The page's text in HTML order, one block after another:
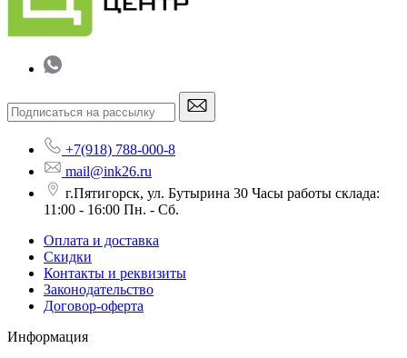
+7(918) 788-000-8
mail@ink26.ru
г.Пятигорск, ул. Бутырина 30 Часы работы склада:
11:00 - 16:00 Пн. - Сб.
Оплата и доставка
Скидки
Контакты и реквизиты
Законодательство
Договор-оферта
Информация